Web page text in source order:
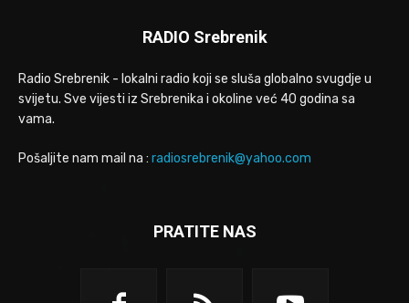
RADIO Srebrenik
Radio Srebrenik - lokalni radio koji se sluša globalno svugdje u
svijetu. Sve vijesti iz Srebrenika i okoline već 40 godina sa
vama.
Pošaljite nam mail na : radiosrebrenik@yahoo.com
PRATITE NAS